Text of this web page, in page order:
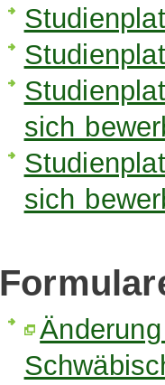
sich
sich